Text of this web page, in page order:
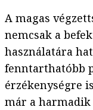
A magas
nemcsak a
használatára
fenntarthatóbb
érzékenységre
már a